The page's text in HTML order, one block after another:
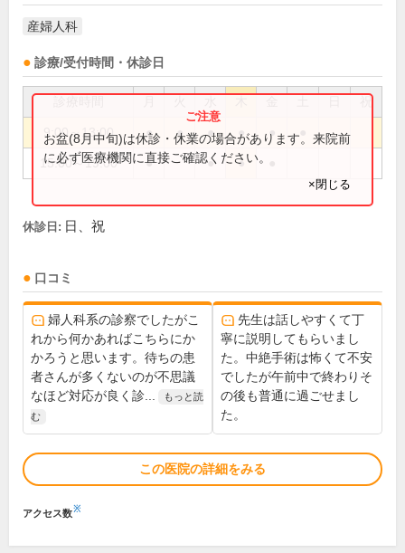
産婦人科
診療/受付時間・休診日
祝
9:00～13:00 ● ● ● ● ●
15:00～19:00 ● ● ●
お盆(8月中旬)は休診・休業の場合があります。来院前
に必ず医療機関に直接ご確認ください。
×閉じる
休診日: 日、祝
口コミ
婦人科系の診察でしたがこ
れから何かあればこちらにか
かろうと思います。待ちの患
者さんが多くないのが不思議
なほど対応が良く診...
もっと読
む
先生は話しやすくて丁
寧に説明してもらいまし
た。中絶手術は怖くて不安
でしたが午前中で終わりそ
の後も普通に過ごせまし
た。
この医院の詳細をみる
アクセス数※